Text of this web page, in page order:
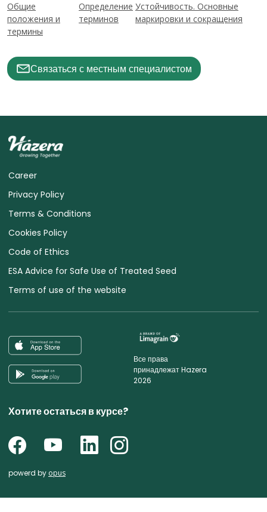
Общие
положения и
термины
Определение
терминов
Устойчивость. Основные
маркировки и сокращения
Связаться с местным специалистом
Career
Privacy Policy
Terms & Conditions
Cookies Policy
Code of Ethics
ESA Advice for Safe Use of Treated Seed
Terms of use of the website
Все права
принадлежат Hazera
2026
Хотите остаться в курсе?
powerd by opus